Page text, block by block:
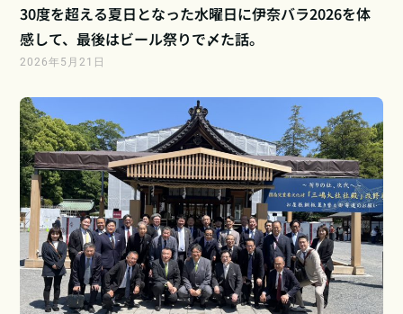
30度を超える夏日となった水曜日に伊奈バラ2026を体
感して、最後はビール祭りで〆た話。
2026年5月21日